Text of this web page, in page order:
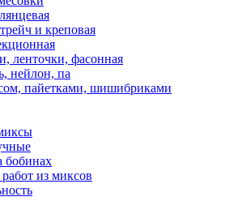
и креповая
ленточки, фасонная
нейлон, па
пайетками, шишибриками
из миксов